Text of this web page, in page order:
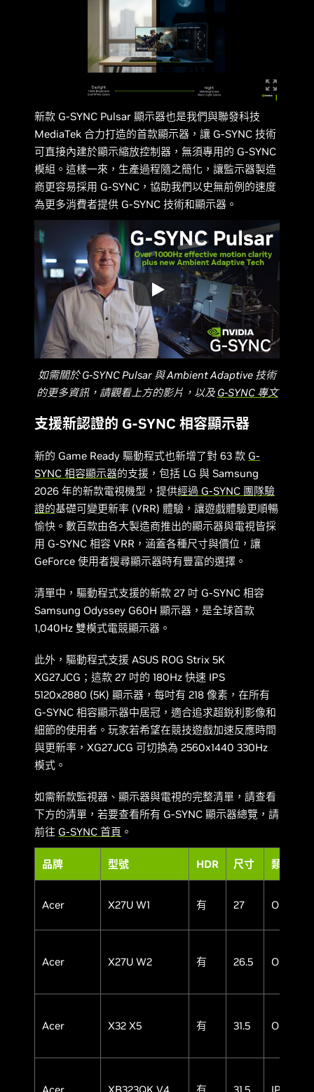
新款 G-SYNC Pulsar 顯示器也是我們與聯發科技
MediaTek 合力打造的首款顯示器，讓 G-SYNC 技術
可直接內建於顯示縮放控制器，無須專用的 G-SYNC
模組。這樣一來，生產過程隨之簡化，讓監示器製造
商更容易採用 G-SYNC，協助我們以史無前例的速度
為更多消費者提供 G-SYNC 技術和顯示器。
如需關於 G-SYNC Pulsar 與 Ambient Adaptive 技術
的更多資訊，請觀看上方的影片，以及G-SYNC 專文
支援新認證的 G-SYNC 相容顯示器
新的 Game Ready 驅動程式也新增了對 63 款 G-
SYNC 相容顯示器的支援，包括 LG 與 Samsung
2026 年的新款電視機型，提供經過 G-SYNC 團隊驗
證的基礎可變更新率 (VRR) 體驗，讓遊戲體驗更順暢
愉快。數百款由各大製造商推出的顯示器與電視皆採
用 G-SYNC 相容 VRR，涵蓋各種尺寸與價位，讓
GeForce 使用者搜尋顯示器時有豐富的選擇。
清單中，驅動程式支援的新款 27 吋 G-SYNC 相容
Samsung Odyssey G60H 顯示器，是全球首款
1,040Hz 雙模式電競顯示器。
此外，驅動程式支援 ASUS ROG Strix 5K
XG27JCG；這款 27 吋的 180Hz 快速 IPS
5120x2880 (5K) 顯示器，每吋有 218 像素，在所有
G-SYNC 相容顯示器中居冠，適合追求超銳利影像和
細節的使用者。玩家若希望在競技遊戲加速反應時間
與更新率，XG27JCG 可切換為 2560x1440 330Hz
模式。
如需新款監視器、顯示器與電視的完整清單，請查看
下方的清單，若要查看所有 G-SYNC 顯示器總覽，請
前往 G-SYNC 首頁 。
品牌 型號 HDR 尺寸 類型
Acer X27U W1 有 27 OLED
Acer X27U W2 有 26.5 OLED
Acer X32 X5 有 31.5 OLED